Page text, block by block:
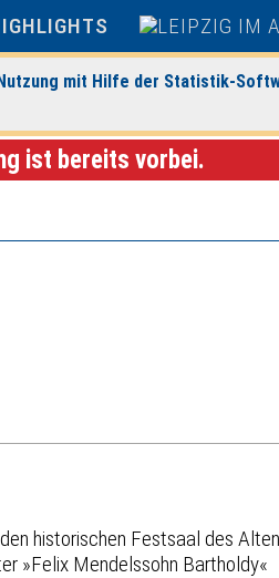
mit Hilfe der Statistik-
ist bereits vorbei.
historischen Festsaal des
»Felix Mendelssohn Bartholdy«